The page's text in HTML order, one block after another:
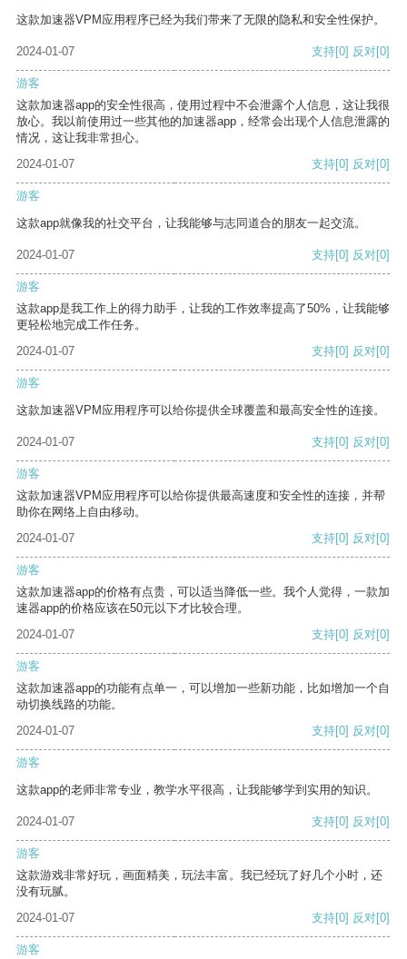
这款加速器VPM应用程序已经为我们带来了无限的隐私和安全性保护。
2024-01-07 支持[0] 反对[0]
游客
这款加速器app的安全性很高，使用过程中不会泄露个人信息，这让我很
放心。我以前使用过一些其他的加速器app，经常会出现个人信息泄露的
情况，这让我非常担心。
2024-01-07
支持[0] 反对[0]
游客
这款app就像我的社交平台，让我能够与志同道合的朋友一起交流。
2024-01-07 支持[0] 反对[0]
游客
这款app是我工作上的得力助手，让我的工作效率提高了50%，让我能够
更轻松地完成工作任务。
2024-01-07
支持[0] 反对[0]
游客
这款加速器VPM应用程序可以给你提供全球覆盖和最高安全性的连接。
2024-01-07 支持[0] 反对[0]
游客
这款加速器VPM应用程序可以给你提供最高速度和安全性的连接，并帮
助你在网络上自由移动。
2024-01-07
支持[0] 反对[0]
游客
这款加速器app的价格有点贵，可以适当降低一些。我个人觉得，一款加
速器app的价格应该在50元以下才比较合理。
2024-01-07
支持[0] 反对[0]
游客
这款加速器app的功能有点单一，可以增加一些新功能，比如增加一个自
动切换线路的功能。
2024-01-07
支持[0] 反对[0]
游客
这款app的老师非常专业，教学水平很高，让我能够学到实用的知识。
2024-01-07 支持[0] 反对[0]
游客
这款游戏非常好玩，画面精美，玩法丰富。我已经玩了好几个小时，还
没有玩腻。
2024-01-07
支持[0] 反对[0]
游客